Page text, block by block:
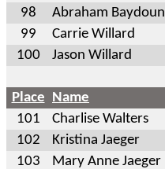
98
Abraham Baydoun
99
Carrie Willard
100
Jason Willard
Place Name
101
Charlise Walters
102
Kristina Jaeger
103
Mary Anne Jaeger